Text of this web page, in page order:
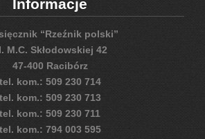
Informacje
“Rzeźnik polski”
M.C. Skłodowskiej 42
47-400 Racibórz
tel. kom.: 509 230 714
tel. kom.: 509 230 713
tel. kom.: 509 230 711
tel. kom.: 794 003 595